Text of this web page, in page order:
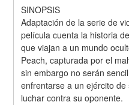
SINOPSIS
Adaptación de la serie de
película cuenta la historia
que viajan a un mundo
Peach, capturada por el
sin embargo no serán
enfrentarse a un ejército
luchar contra su oponente.